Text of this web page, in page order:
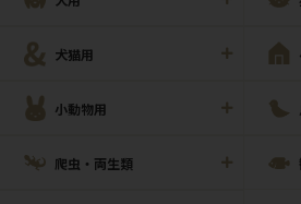
犬猫用
小動物用
爬虫・両生類